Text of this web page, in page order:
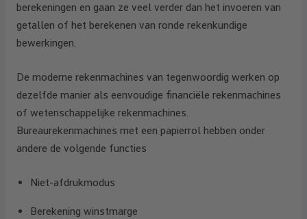
berekeningen en gaan ze veel verder dan het invoeren van
getallen of het berekenen van ronde rekenkundige
bewerkingen.
De moderne rekenmachines van tegenwoordig werken op
dezelfde manier als eenvoudige financiële rekenmachines
of wetenschappelijke rekenmachines.
Bureaurekenmachines met een papierrol hebben onder
andere de volgende functies
Niet-afdrukmodus
Berekening winstmarge